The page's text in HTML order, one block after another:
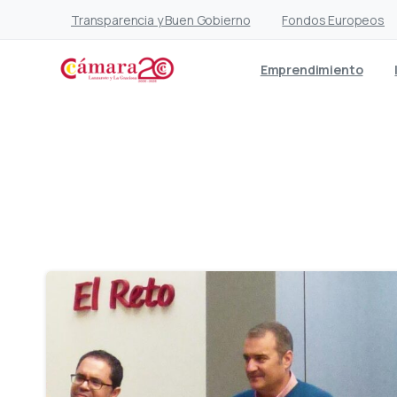
Transparencia y Buen Gobierno Fondos Europeos
Emprendimiento